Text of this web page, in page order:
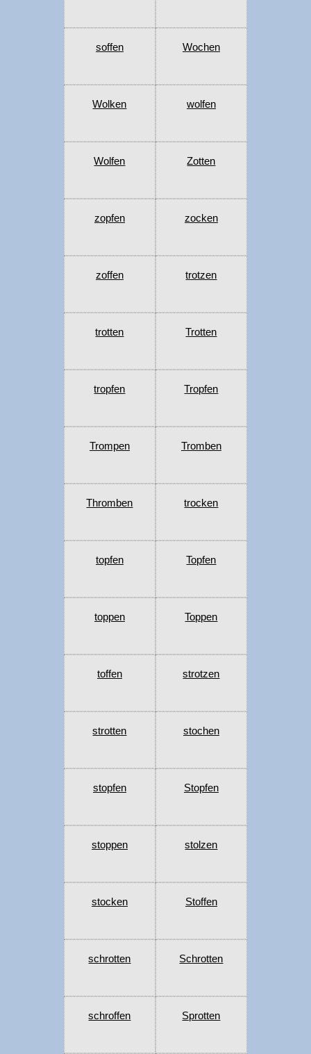
soffen Wochen
Wolken wolfen
Wolfen Zotten
zopfen zocken
zoffen trotzen
trotten Trotten
tropfen Tropfen
Trompen Tromben
Thromben trocken
topfen Topfen
toppen Toppen
toffen strotzen
strotten stochen
stopfen Stopfen
stoppen stolzen
stocken Stoffen
schrotten Schrotten
schroffen Sprotten